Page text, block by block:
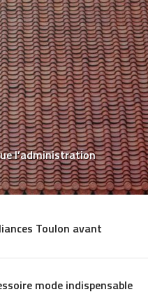
l’administration
Toulon avant
mode indispensable